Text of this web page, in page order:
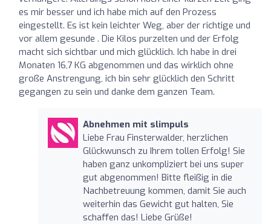
es mir besser und ich habe mich auf den Prozess
eingestellt. Es ist kein leichter Weg, aber der richtige und
vor allem gesunde . Die Kilos purzelten und der Erfolg
macht sich sichtbar und mich glücklich. Ich habe in drei
Monaten 16,7 KG abgenommen und das wirklich ohne
große Anstrengung, ich bin sehr glücklich den Schritt
gegangen zu sein und danke dem ganzen Team.
Abnehmen mit slimpuls
Liebe Frau Finsterwalder, herzlichen
Glückwunsch zu Ihrem tollen Erfolg! Sie
haben ganz unkompliziert bei uns super
gut abgenommen! Bitte fleißig in die
Nachbetreuung kommen, damit Sie auch
weiterhin das Gewicht gut halten, Sie
schaffen das! Liebe Grüße!